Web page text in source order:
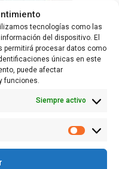
tecnologías como las
del dispositivo. El
procesar datos como
únicas en este
puede afectar
funciones.
Siempre activo
de las cuatro que
efectos de las
de los ríos
problemas
Las otras tres se